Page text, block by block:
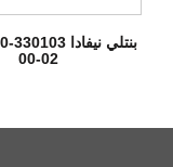
02-00